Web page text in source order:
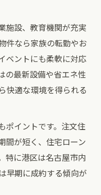
える理想の住環境
活動線の工夫
取り事例を紹介
となる理由
を一覧でチェック
れる背景とは
いを比較してみよ
件の特徴を解説
活環境の魅力
施設、教育機関が充実
件なら家族の転勤やお
ベントにも柔軟に対応
の最新設備や省エネ性
快適な環境を得られる
ポイントです。注文住
間が短く、住宅ローン
特に港区は名古屋市内
早期に成約する傾向が